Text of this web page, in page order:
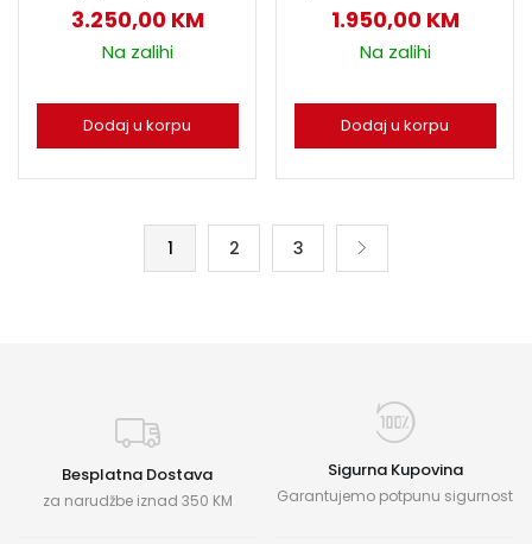
3.250,00 KM
Na zalihi
Dodaj u korpu
1.950,00 KM
Na zalihi
Dodaj u korpu
1 2 3
Besplatna Dostava
za narudžbe iznad 350 KM
Sigurna Kupovina
Garantujemo potpunu sigurnost